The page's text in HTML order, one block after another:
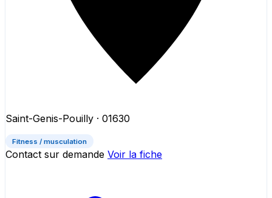
Saint-Genis-Pouilly · 01630
Fitness / musculation
Contact sur demande Voir la fiche